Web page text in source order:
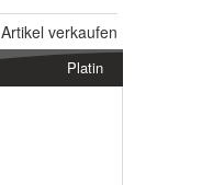
Artikel verkaufen
Platin